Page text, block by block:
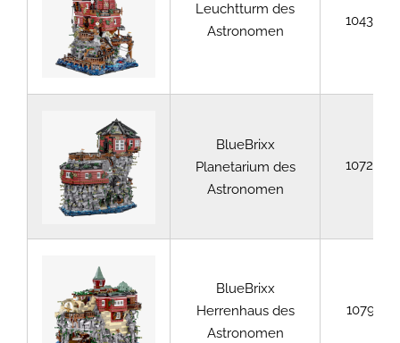
Leuchtturm des
Astronomen
104382
BlueBrixx
Planetarium des
Astronomen
107284
BlueBrixx
Herrenhaus des
Astronomen
107916